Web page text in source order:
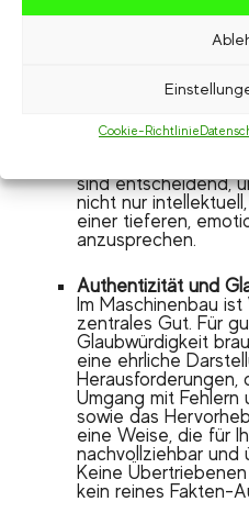
Cookie-Richtlinie
Der emotionale
Emotionen sind der
erfolgreichen Story.
technologische
Stolz auf
sind entscheidend,
nicht nur
einer tieferen,
anzusprechen.
Authentizität und
Im Maschinenbau ist
zentrales Gut. Für
Glaubwürdigkeit
eine ehrliche
Herausforderungen,
Umgang mit Fehlern
sowie das
eine Weise, die für
nachvollziehbar und
Keine
kein reines Fakten-